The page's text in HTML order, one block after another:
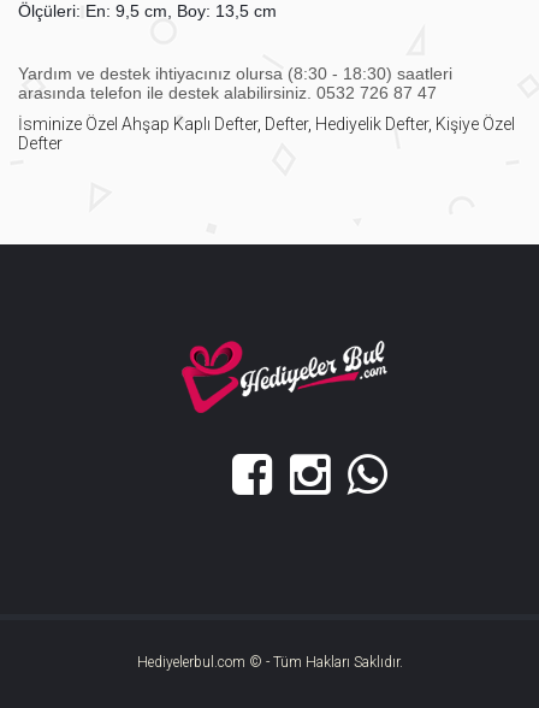
Ölçüleri: En: 9,5 cm, Boy: 13,5 cm
Yardım ve destek ihtiyacınız olursa (8:30 - 18:30) saatleri
arasında telefon ile destek alabilirsiniz. 0532 726 87 47
İsminize Özel Ahşap Kaplı Defter, Defter, Hediyelik Defter, Kişiye Özel
Defter
Hediyelerbul.com © - Tüm Hakları Saklıdır.